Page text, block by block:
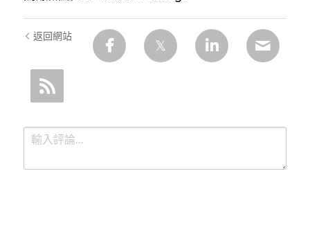
返回網站